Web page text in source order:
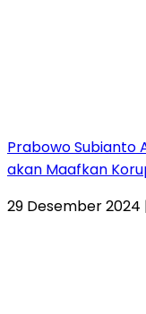
Prabowo Subianto
akan Maafkan
29 Desember 2024 |